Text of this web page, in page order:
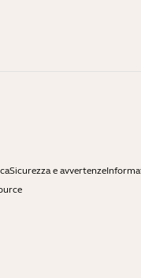
Sicurezza e avvertenze